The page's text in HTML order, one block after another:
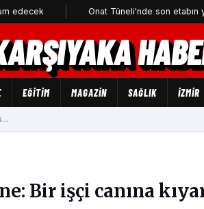
Onat Tüneli'nde son etabın yapımına
EĞİTİM MAGAZİN SAĞLIK İZMİR
Bir işçi canına